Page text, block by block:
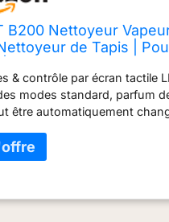
B200 Nettoyeur
de Tapis |
& contrôle par écran tactile
modes standard, parfum
être automatiquement
à haute température de 99°
les bactéries cachées
de 12000Pa et capacité